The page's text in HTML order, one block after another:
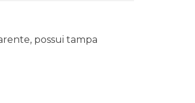
possui tampa